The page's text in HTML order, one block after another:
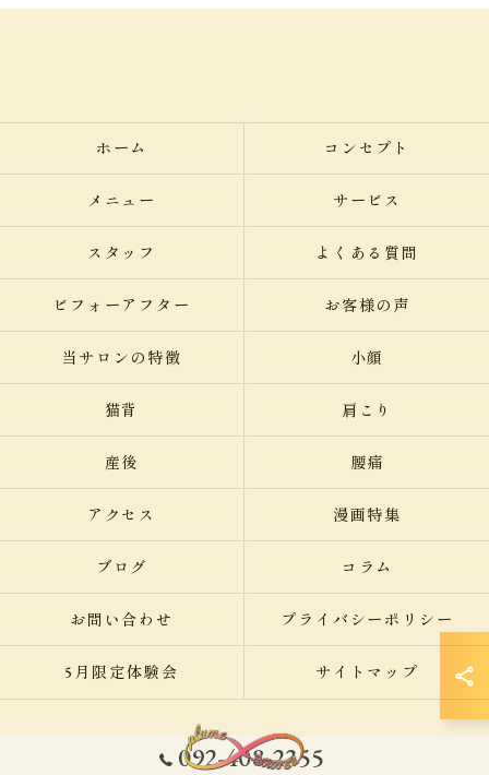
092-408-2355
ホーム コンセプト
メニュー サービス
スタッフ よくある質問
ビフォーアフター お客様の声
当サロンの特徴 小顔
猫背 肩こり
産後 腰痛
アクセス 漫画特集
ブログ コラム
お問い合わせ プライバシーポリシー
5月限定体験会 サイトマップ